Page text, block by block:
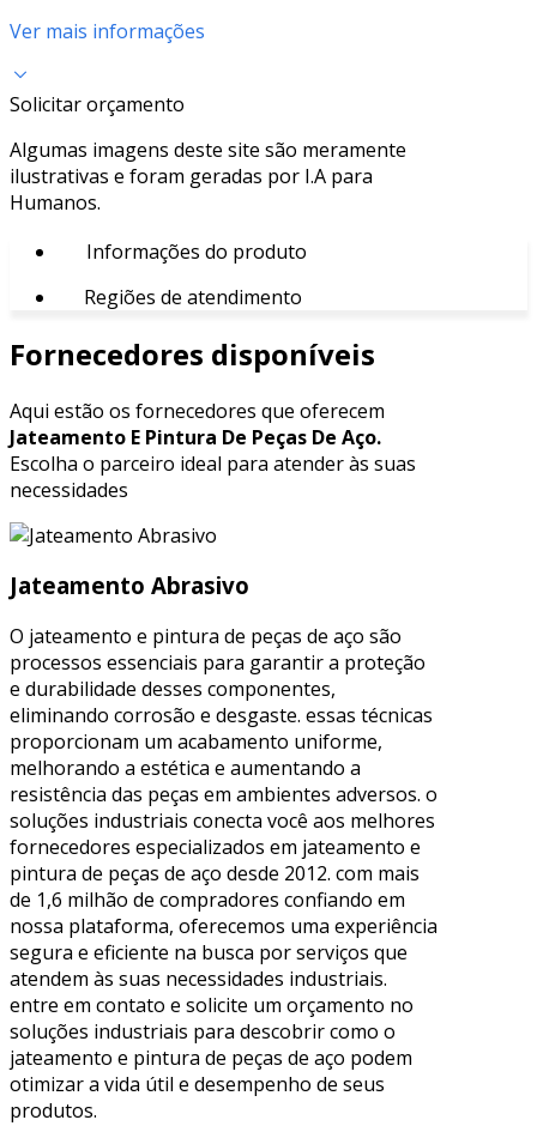
Ver mais informações
Solicitar orçamento
Algumas imagens deste site são meramente
ilustrativas e foram geradas por I.A para
Humanos.
Informações do produto
Regiões de atendimento
Fornecedores disponíveis
Aqui estão os fornecedores que oferecem
Jateamento E Pintura De Peças De Aço.
Escolha o parceiro ideal para atender às suas
necessidades
Jateamento Abrasivo
O jateamento e pintura de peças de aço são
processos essenciais para garantir a proteção
e durabilidade desses componentes,
eliminando corrosão e desgaste. essas técnicas
proporcionam um acabamento uniforme,
melhorando a estética e aumentando a
resistência das peças em ambientes adversos. o
soluções industriais conecta você aos melhores
fornecedores especializados em jateamento e
pintura de peças de aço desde 2012. com mais
de 1,6 milhão de compradores confiando em
nossa plataforma, oferecemos uma experiência
segura e eficiente na busca por serviços que
atendem às suas necessidades industriais.
entre em contato e solicite um orçamento no
soluções industriais para descobrir como o
jateamento e pintura de peças de aço podem
otimizar a vida útil e desempenho de seus
produtos.